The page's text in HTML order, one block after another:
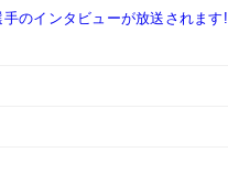
のインタビューが放送されます!